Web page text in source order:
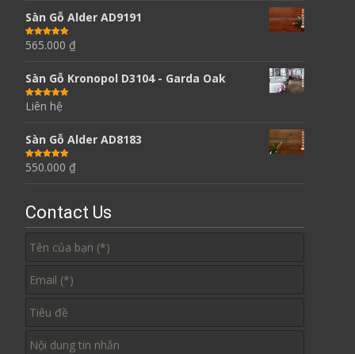
Sàn Gỗ Alder AD9191
Được xếp
hạng5.005
565.000 ₫
Sàn Gỗ Kronopol D3104 - Garda Oak
Được xếp
hạng 5.00 5
Liên hệ
Sàn Gỗ Alder AD8183
Được xếp
hạng5.005
550.000 ₫
Contact Us